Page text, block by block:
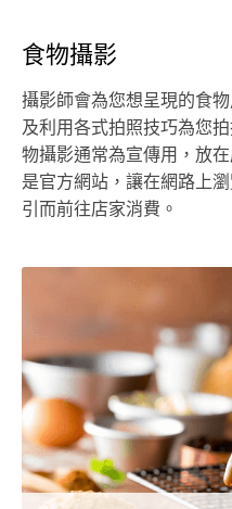
食物攝影
攝影師會為您想呈現的食
及利用各式拍照技巧為您
物攝影通常為宣傳用，放
是官方網站，讓在網路上
引而前往店家消費。